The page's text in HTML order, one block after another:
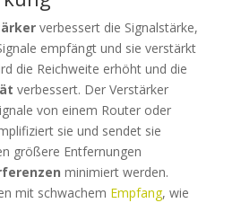
verbessert die Signalstärke,
empfängt und sie verstärkt
die Reichweite erhöht und die
verbessert. Der Verstärker
von einem Router oder
sie und sendet sie
größere Entfernungen
minimiert werden.
mit schwachem Empfang, wie